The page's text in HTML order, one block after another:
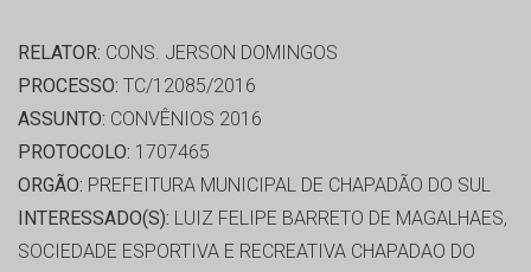
RELATOR: CONS. JERSON DOMINGOS
PROCESSO: TC/12085/2016
ASSUNTO: CONVÊNIOS 2016
PROTOCOLO: 1707465
ORGÃO: PREFEITURA MUNICIPAL DE CHAPADÃO DO SUL
INTERESSADO(S): LUIZ FELIPE BARRETO DE MAGALHAES,
SOCIEDADE ESPORTIVA E RECREATIVA CHAPADAO DO